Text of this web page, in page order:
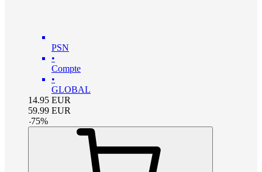
PSN
•
Compte
•
GLOBAL
14.95 EUR
59.99 EUR
-75%